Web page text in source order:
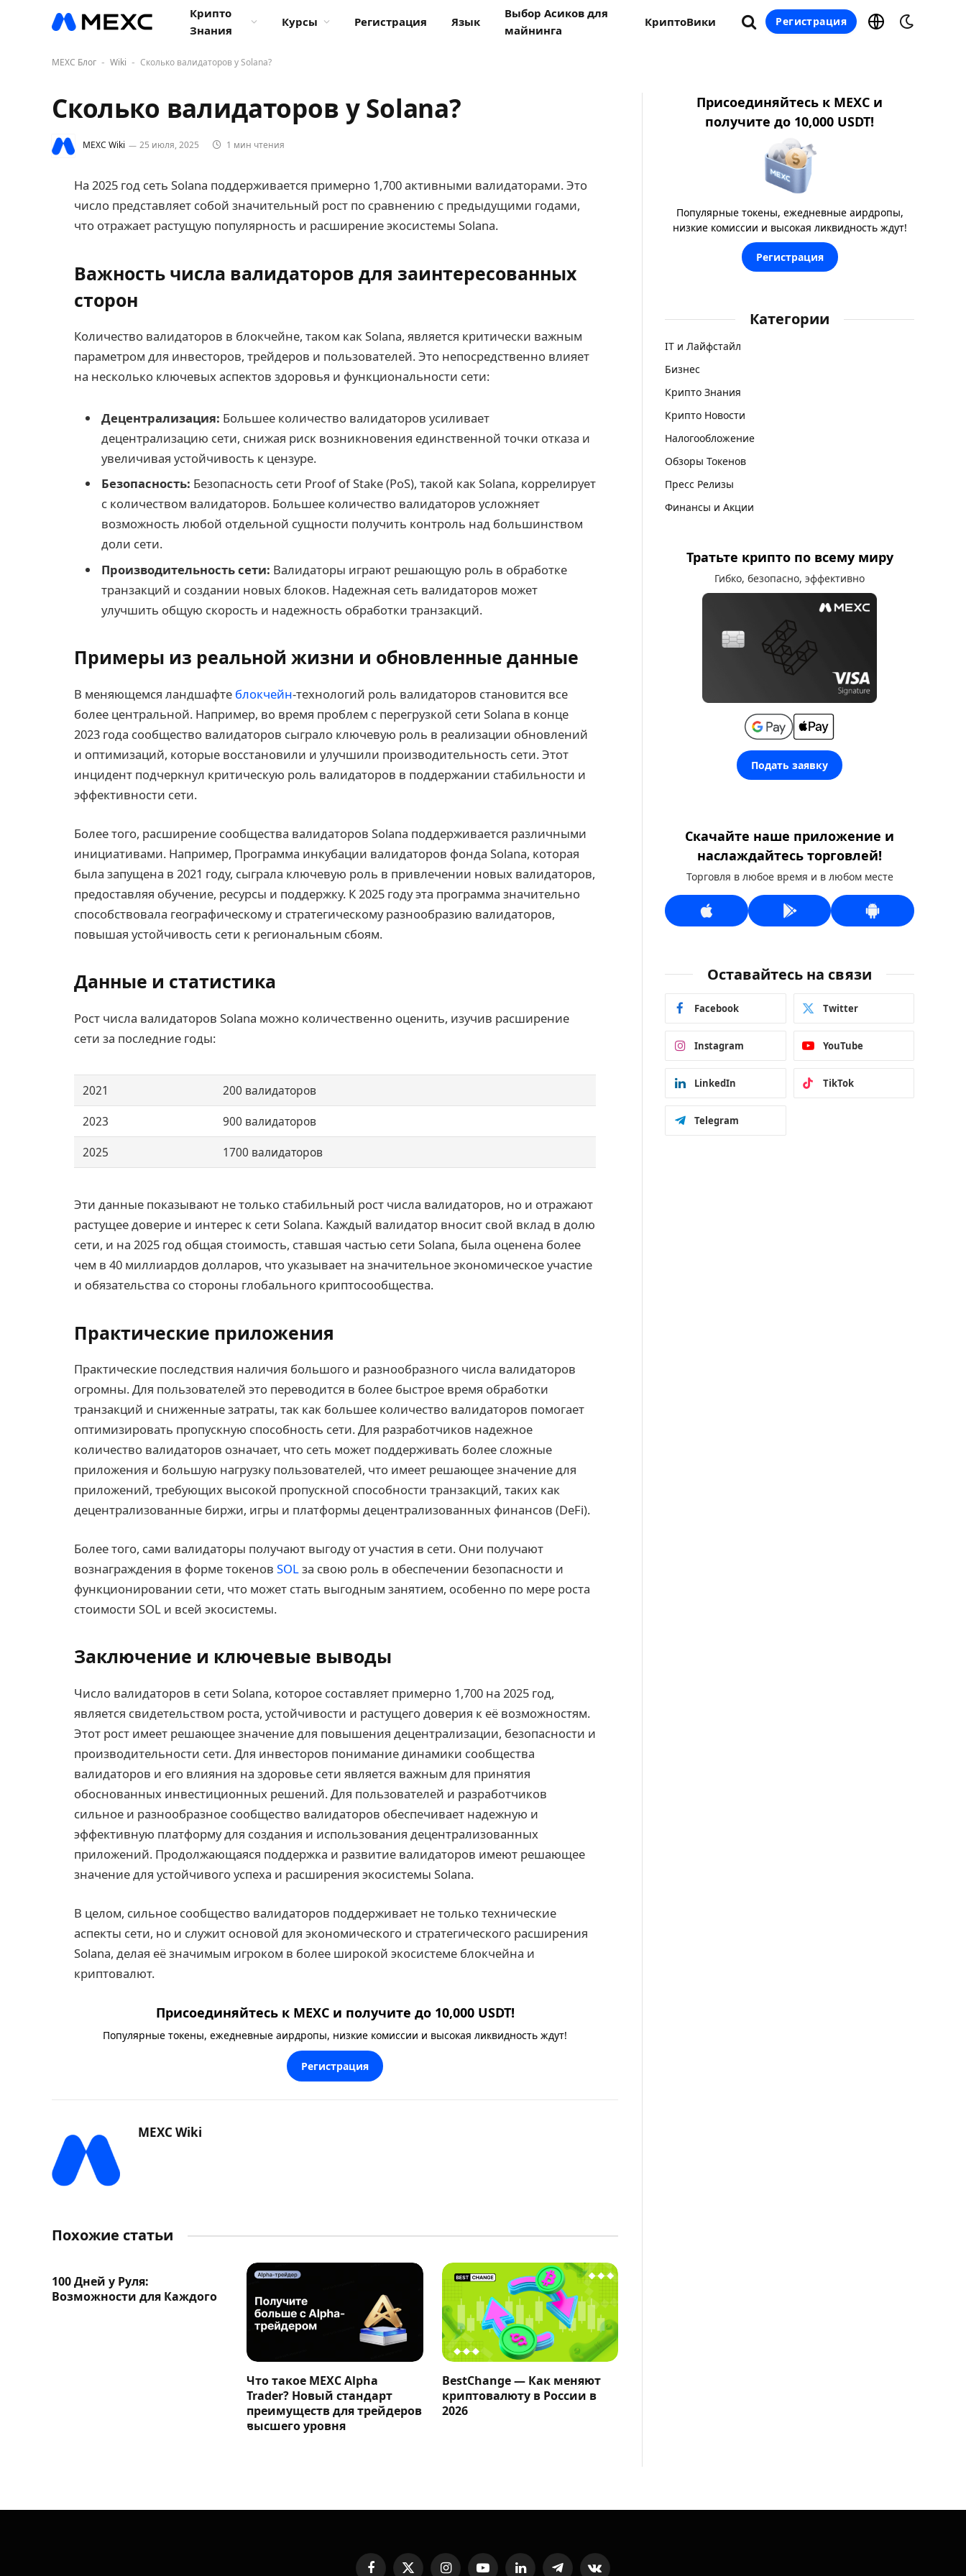
Крипто
Знания
Курсы Регистрация Язык
Выбор Асиков для
майнинга
КриптоВики Регистрация
MEXC Блог - Wiki - Сколько валидаторов у Solana?
Сколько валидаторов у Solana?
MEXC Wiki 25 июля, 2025 1 мин чтения
На 2025 год сеть Solana поддерживается примерно 1,700 активными валидаторами. Это
число представляет собой значительный рост по сравнению с предыдущими годами,
что отражает растущую популярность и расширение экосистемы Solana.
Важность числа валидаторов для заинтересованных
сторон
Количество валидаторов в блокчейне, таком как Solana, является критически важным
параметром для инвесторов, трейдеров и пользователей. Это непосредственно влияет
на несколько ключевых аспектов здоровья и функциональности сети:
Децентрализация: Большее количество валидаторов усиливает
децентрализацию сети, снижая риск возникновения единственной точки отказа и
увеличивая устойчивость к цензуре.
Безопасность: Безопасность сети Proof of Stake (PoS), такой как Solana, коррелирует
с количеством валидаторов. Большее количество валидаторов усложняет
возможность любой отдельной сущности получить контроль над большинством
доли сети.
Производительность сети: Валидаторы играют решающую роль в обработке
транзакций и создании новых блоков. Надежная сеть валидаторов может
улучшить общую скорость и надежность обработки транзакций.
Примеры из реальной жизни и обновленные данные
В меняющемся ландшафте блокчейн-технологий роль валидаторов становится все
более центральной. Например, во время проблем с перегрузкой сети Solana в конце
2023 года сообщество валидаторов сыграло ключевую роль в реализации обновлений
и оптимизаций, которые восстановили и улучшили производительность сети. Этот
инцидент подчеркнул критическую роль валидаторов в поддержании стабильности и
эффективности сети.
Более того, расширение сообщества валидаторов Solana поддерживается различными
инициативами. Например, Программа инкубации валидаторов фонда Solana, которая
была запущена в 2021 году, сыграла ключевую роль в привлечении новых валидаторов,
предоставляя обучение, ресурсы и поддержку. К 2025 году эта программа значительно
способствовала географическому и стратегическому разнообразию валидаторов,
повышая устойчивость сети к региональным сбоям.
Данные и статистика
Рост числа валидаторов Solana можно количественно оценить, изучив расширение
сети за последние годы:
2021
200 валидаторов
2023
900 валидаторов
2025
1700 валидаторов
Эти данные показывают не только стабильный рост числа валидаторов, но и отражают
растущее доверие и интерес к сети Solana. Каждый валидатор вносит свой вклад в долю
сети, и на 2025 год общая стоимость, ставшая частью сети Solana, была оценена более
чем в 40 миллиардов долларов, что указывает на значительное экономическое участие
и обязательства со стороны глобального криптосообщества.
Практические приложения
Практические последствия наличия большого и разнообразного числа валидаторов
огромны. Для пользователей это переводится в более быстрое время обработки
транзакций и сниженные затраты, так как большее количество валидаторов помогает
оптимизировать пропускную способность сети. Для разработчиков надежное
количество валидаторов означает, что сеть может поддерживать более сложные
приложения и большую нагрузку пользователей, что имеет решающее значение для
приложений, требующих высокой пропускной способности транзакций, таких как
децентрализованные биржи, игры и платформы децентрализованных финансов (DeFi).
Более того, сами валидаторы получают выгоду от участия в сети. Они получают
вознаграждения в форме токенов SOLза свою роль в обеспечении безопасности и
функционировании сети, что может стать выгодным занятием, особенно по мере роста
стоимости SOL и всей экосистемы.
Заключение и ключевые выводы
Число валидаторов в сети Solana, которое составляет примерно 1,700 на 2025 год,
является свидетельством роста, устойчивости и растущего доверия к её возможностям.
Этот рост имеет решающее значение для повышения децентрализации, безопасности и
производительности сети. Для инвесторов понимание динамики сообщества
валидаторов и его влияния на здоровье сети является важным для принятия
обоснованных инвестиционных решений. Для пользователей и разработчиков
сильное и разнообразное сообщество валидаторов обеспечивает надежную и
эффективную платформу для создания и использования децентрализованных
приложений. Продолжающаяся поддержка и развитие валидаторов имеют решающее
значение для устойчивого успеха и расширения экосистемы Solana.
В целом, сильное сообщество валидаторов поддерживает не только технические
аспекты сети, но и служит основой для экономического и стратегического расширения
Solana, делая её значимым игроком в более широкой экосистеме блокчейна и
криптовалют.
Присоединяйтесь к MEXC и получите до 10,000 USDT!
Популярные токены, ежедневные аирдропы, низкие комиссии и высокая ликвидность ждут!
Регистрация
MEXC Wiki
Похожие статьи
100 Дней у Руля:
Возможности для Каждого
Что такое MEXC Alpha
Trader? Новый стандарт
преимуществ для трейдеров
высшего уровня
BestChange — Как меняют
криптовалюту в России в
2026
Присоединяйтесь к MEXC и
получите до 10,000 USDT!
Популярные токены, ежедневные аирдропы,
низкие комиссии и высокая ликвидность ждут!
Регистрация
Категории
IT и Лайфстайл
Бизнес
Крипто Знания
Крипто Новости
Налогообложение
Обзоры Токенов
Пресс Релизы
Финансы и Акции
Тратьте крипто по всему миру
Гибко, безопасно, эффективно
Подать заявку
Скачайте наше приложение и
наслаждайтесь торговлей!
Торговля в любое время и в любом месте
Оставайтесь на связи
Facebook Twitter
Instagram YouTube
LinkedIn TikTok
Telegram